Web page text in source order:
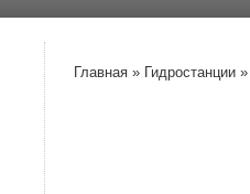
Главная » Гидростанции